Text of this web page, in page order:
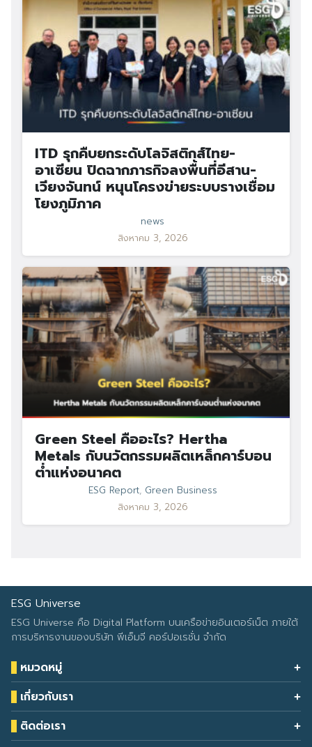
ITD รุกคืบยกระดับโลจิสติกส์ไทย-
อาเซียน ปิดฉากภารกิจลงพื้นที่อีสาน-
เวียงจันทน์ หนุนโครงข่ายระบบรางเชื่อม
โยงภูมิภาค
news
สิงหาคม 3, 2026
Green Steel คืออะไร? Hertha
Metals กับนวัตกรรมผลิตเหล็กคาร์บอน
ต่ำแห่งอนาคต
ESG Report, Green Business
สิงหาคม 3, 2026
ESG Universe
ESG Universe คือ Digital Platform บนเครือข่ายอินเตอร์เน็ต ภายใต้
การบริหารงานของบริษัท พีเอ็มจี คอร์ปอเรชั่น จำกัด
หมวดหมู่
Health & Wellness
Eco Icon
ESG Data
Climate Change
เกี่ยวกับเรา
Our Services
About Us
ติดต่อเรา
โทรศัพท์: 090-549-2524